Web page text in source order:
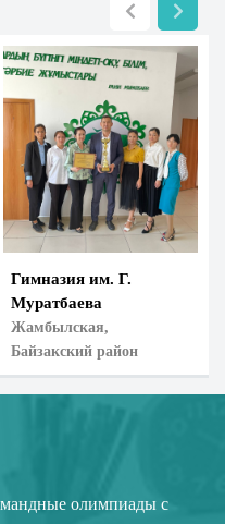
Гимназия им. Г.
Муратбаева
Жамбылская,
Байзакский район
олимпиады с